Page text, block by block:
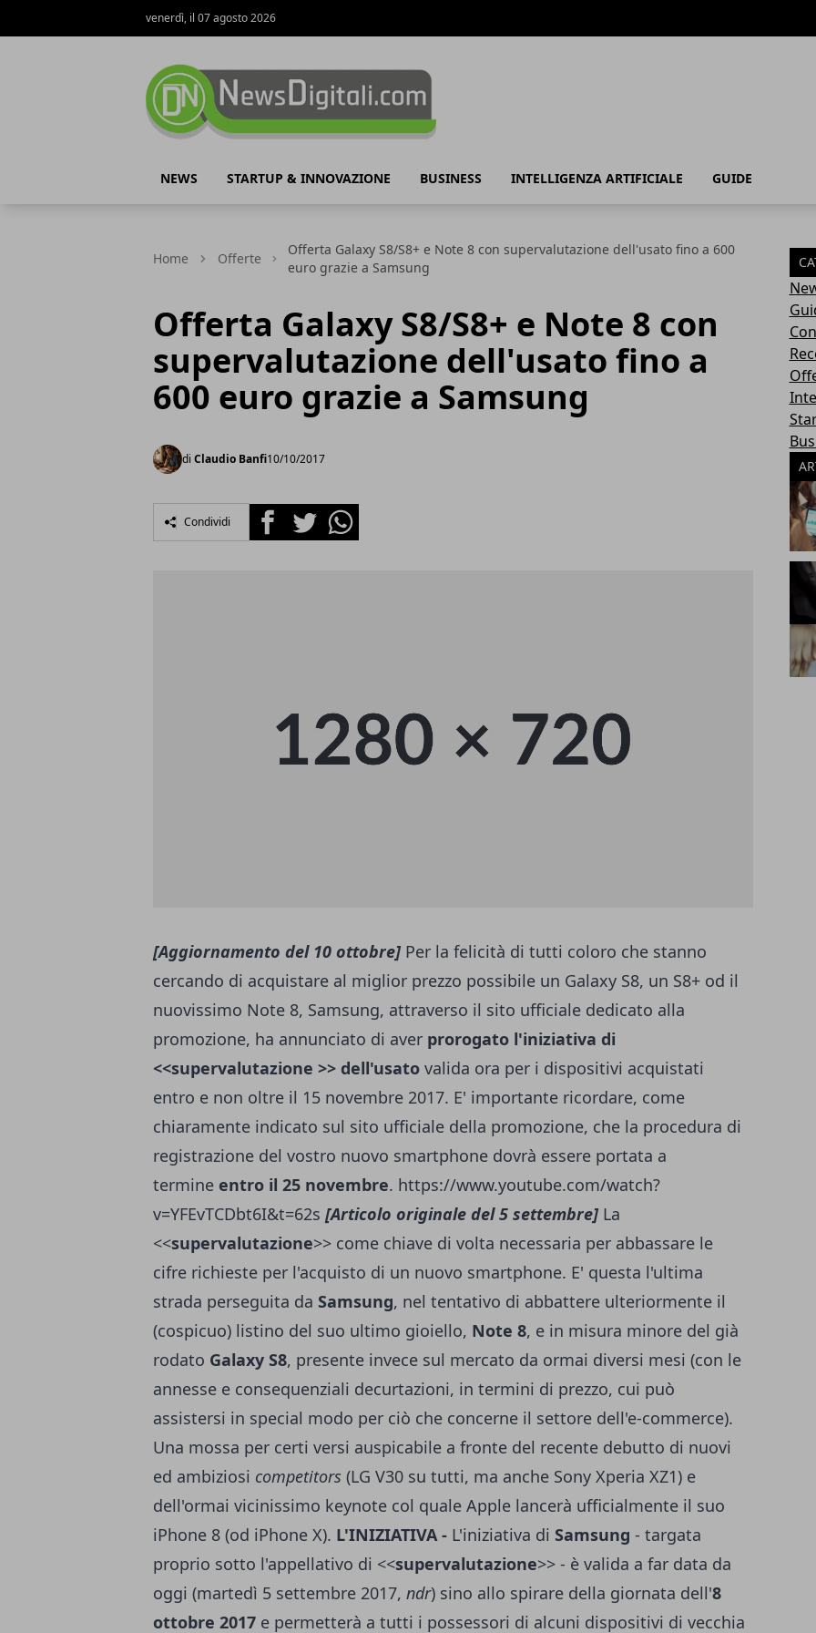
venerdì, il 07 agosto 2026
NEWS STARTUP & INNOVAZIONE BUSINESS INTELLIGENZA ARTIFICIALE GUIDE
Home Offerte
Offerta Galaxy S8/S8+ e Note 8 con supervalutazione dell'usato fino a 600
euro grazie a Samsung
Offerta Galaxy S8/S8+ e Note 8 con
supervalutazione dell'usato fino a
600 euro grazie a Samsung
di Claudio Banfi10/10/2017
Condividi FacebookTwitterWhatsapp
[Aggiornamento del 10 ottobre]Per la felicità di tutti coloro che stanno
cercando di acquistare al miglior prezzo possibile un Galaxy S8, un S8+ od il
nuovissimo Note 8, Samsung, attraverso il sito ufficiale dedicato alla
promozione, ha annunciato di aver prorogato l'iniziativa di
<<supervalutazione >> dell'usato valida ora per i dispositivi acquistati
entro e non oltre il 15 novembre 2017. E' importante ricordare, come
chiaramente indicato sul sito ufficiale della promozione, che la procedura di
registrazione del vostro nuovo smartphone dovrà essere portata a
termine entro il 25 novembre. https://www.youtube.com/watch?
v=YFEvTCDbt6I&t=62s [Articolo originale del 5 settembre]La
<<supervalutazione>> come chiave di volta necessaria per abbassare le
cifre richieste per l'acquisto di un nuovo smartphone. E' questa l'ultima
strada perseguita da Samsung, nel tentativo di abbattere ulteriormente il
(cospicuo) listino del suo ultimo gioiello, Note 8, e in misura minore del già
rodato Galaxy S8, presente invece sul mercato da ormai diversi mesi (con le
annesse e consequenziali decurtazioni, in termini di prezzo, cui può
assistersi in special modo per ciò che concerne il settore dell'e-commerce).
Una mossa per certi versi auspicabile a fronte del recente debutto di nuovi
ed ambiziosi competitors (LG V30 su tutti, ma anche Sony Xperia XZ1) e
dell'ormai vicinissimo keynote col quale Apple lancerà ufficialmente il suo
iPhone 8 (od iPhone X). L'INIZIATIVA - L'iniziativa di Samsung - targata
proprio sotto l'appellativo di <<supervalutazione>> - è valida a far data da
oggi (martedì 5 settembre 2017, ndr) sino allo spirare della giornata dell'8
ottobre 2017 e permetterà a tutti i possessori di alcuni dispositivi di vecchia